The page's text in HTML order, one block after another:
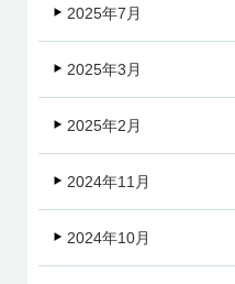
2025年7月
2025年3月
2025年2月
2024年11月
2024年10月